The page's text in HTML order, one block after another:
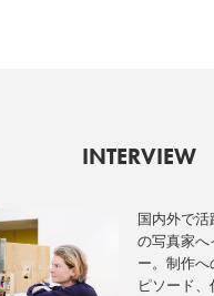
INTERVIEW
国内外で活
の写真家へ
ー。制作へ
ピソード